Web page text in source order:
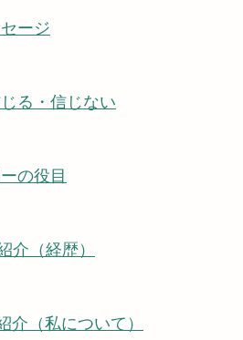
ージ
る・信じない
の役目
介（経歴）
介（私について）